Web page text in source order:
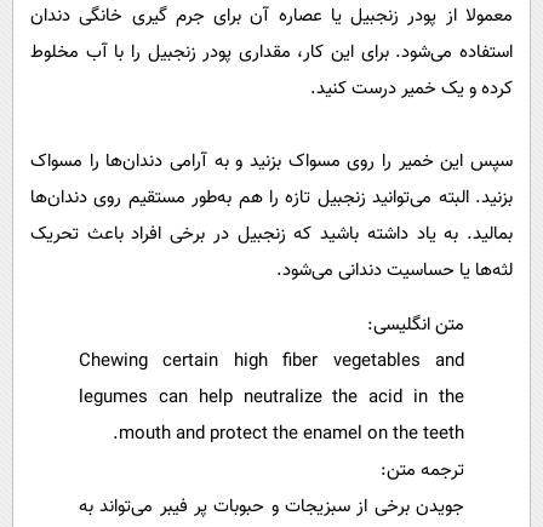
معمولا از پودر زنجبیل یا عصاره آن برای جرم گیری خانگی دندان
استفاده می‌شود. برای این کار، مقداری پودر زنجبیل را با آب مخلوط
کرده و یک خمیر درست کنید.
سپس این خمیر را روی مسواک بزنید و به آرامی دندان‌ها را مسواک
بزنید. البته می‌توانید زنجبیل تازه را هم به‌طور مستقیم روی دندان‌ها
بمالید. به یاد داشته باشید که زنجبیل در برخی افراد باعث تحریک
لثه‌ها یا حساسیت دندانی می‌شود.
متن انگلیسی:
Chewing certain high fiber vegetables and
legumes can help neutralize the acid in the
mouth and protect the enamel on the teeth.
ترجمه متن:
جویدن برخی از سبزیجات و حبوبات پر فیبر می‌تواند به